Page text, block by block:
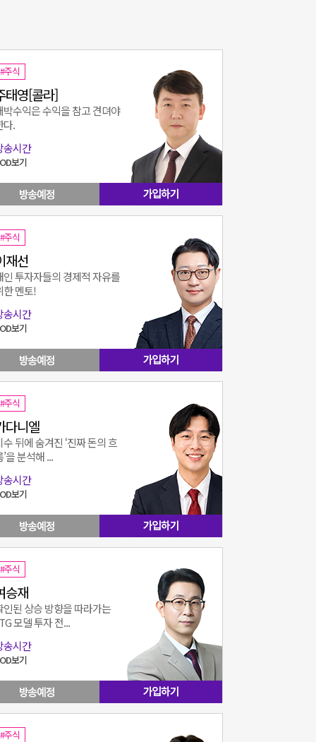
#주식
태영[콜라]
박수익은 수익을 참고 견뎌야
다.
송시간
보기
#주식
재선
인 투자자들의 경제적 자유를
한 멘토!
송시간
보기
#주식
다니엘
수 뒤에 숨겨진 ‘진짜 돈의 흐
’을 분석해 ...
송시간
보기
#주식
승재
인된 상승 방향을 따라가는
모델 투자 전...
송시간
보기
#주식